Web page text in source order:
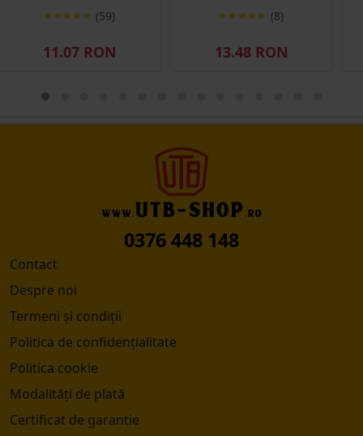
(59)
11.07 RON
(8)
13.48 RON
0376 448 148
Contact
Despre noi
Termeni și condiții
Politica de confidențialitate
Politica cookie
Modalități de plată
Certificat de garantie